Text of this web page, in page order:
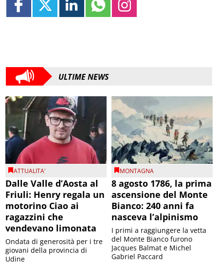
ULTIME NEWS
ATTUALITA'
Dalle Valle d’Aosta al
Friuli: Henry regala un
motorino Ciao ai
ragazzini che
vendevano limonata
Ondata di generosità per i tre
giovani della provincia di
Udine
MONTAGNA
8 agosto 1786, la prima
ascensione del Monte
Bianco: 240 anni fa
nasceva l’alpinismo
I primi a raggiungere la vetta
del Monte Bianco furono
Jacques Balmat e Michel
Gabriel Paccard